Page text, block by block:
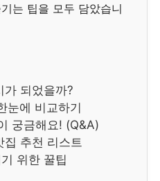
는 팁을 모두 담았습니
가 되었을까?
눈에 비교하기
궁금해요! (Q&A)
추천 리스트
위한 꿀팁